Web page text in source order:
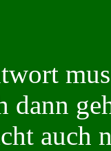
dann
auch